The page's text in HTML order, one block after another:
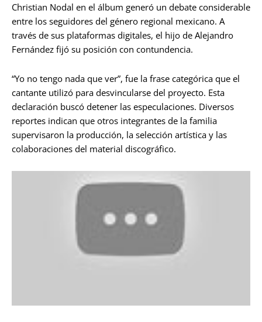
Christian Nodal en el álbum generó un debate considerable
entre los seguidores del género regional mexicano. A
través de sus plataformas digitales, el hijo de Alejandro
Fernández fijó su posición con contundencia.
“Yo no tengo nada que ver”, fue la frase categórica que el
cantante utilizó para desvincularse del proyecto. Esta
declaración buscó detener las especulaciones. Diversos
reportes indican que otros integrantes de la familia
supervisaron la producción, la selección artística y las
colaboraciones del material discográfico.